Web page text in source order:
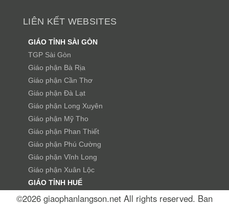
LIÊN KẾT WEBSITES
GIÁO TỈNH SÀI GÒN
TGP Sài Gòn
Giáo phận Bà Rịa
Giáo phận Cần Thơ
Giáo phận Đà Lạt
Giáo phận Long Xuyên
Giáo phận Mỹ Tho
Giáo phận Phan Thiết
Giáo phận Phú Cường
Giáo phận Vĩnh Long
Giáo phận Xuân Lộc
GIÁO TỈNH HUẾ
TGP Huế
©2026 giaophanlangson.net All rights reserved. Ban